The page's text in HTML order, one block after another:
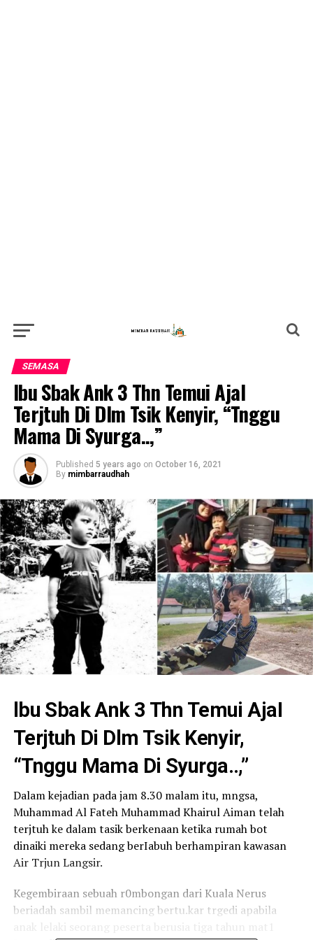
SEMASA
lbu Sbak Ank 3 Thn Temui AjaI
Terjtuh Di Dlm Tsik Kenyir, “Tnggu
Mama Di Syurga..,”
Published 5 years ago on October 16, 2021
By mimbarraudhah
lbu Sbak Ank 3 Thn Temui AjaI
Terjtuh Di Dlm Tsik Kenyir,
“Tnggu Mama Di Syurga..,”
Dalam kejadian pada jam 8.30 malam itu, mngsa,
Muhammad Al Fateh Muhammad Khairul Aiman telah
terjtuh ke dalam tasik berkenaan ketika rumah bot
dinaiki mereka sedang berIabuh berhampiran kawasan
Air Trjun Langsir.
Kegembiraan sebuah r0mbongan dari Kuala Nerus
beriadah sambil memancing bertu.kar trgedi apabila